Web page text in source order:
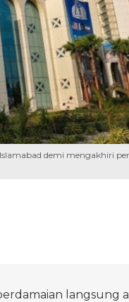
demi mengakhiri
langsung